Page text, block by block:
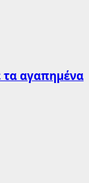
τα αγαπημένα